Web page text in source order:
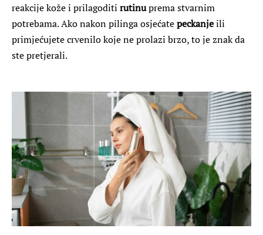
reakcije kože i prilagoditi rutinuprema stvarnim
potrebama. Ako nakon pilinga osjećatepeckanjeili
primjećujete crvenilo koje ne prolazi brzo, to je znak da
ste pretjerali.